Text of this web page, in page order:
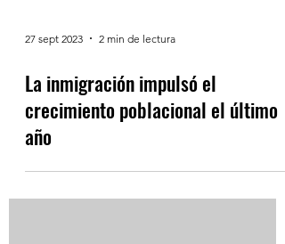
27 sept 2023 2 min de lectura
La inmigración impulsó el
crecimiento poblacional el último
año